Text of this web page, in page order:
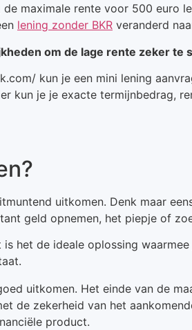
maximale rente voor 500 euro
lening zonder BKR veranderd
om de lage rente zeker te
kun je een mini lening
kun je je exacte termijnbedrag,
uitkomen. Denk maar
geld opnemen, het piepje of
het de ideale oplossing
uitkomen. Het einde van de
de zekerheid van het
product.